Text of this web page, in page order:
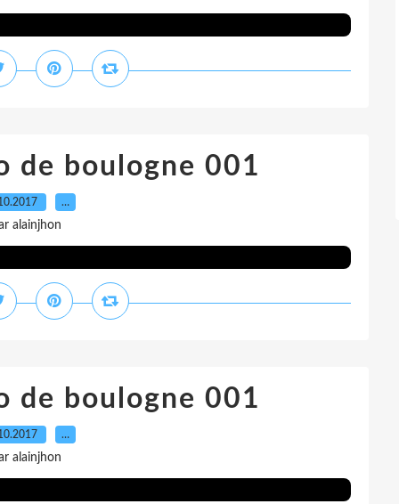
de boulogne 001
…
alainjhon
de boulogne 001
…
alainjhon